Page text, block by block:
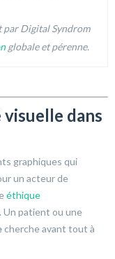
par Digital Syndrom
globale et pérenne.
visuelle dans
graphiques qui
un acteur de
éthique
Un patient ou une
cherche avant tout à